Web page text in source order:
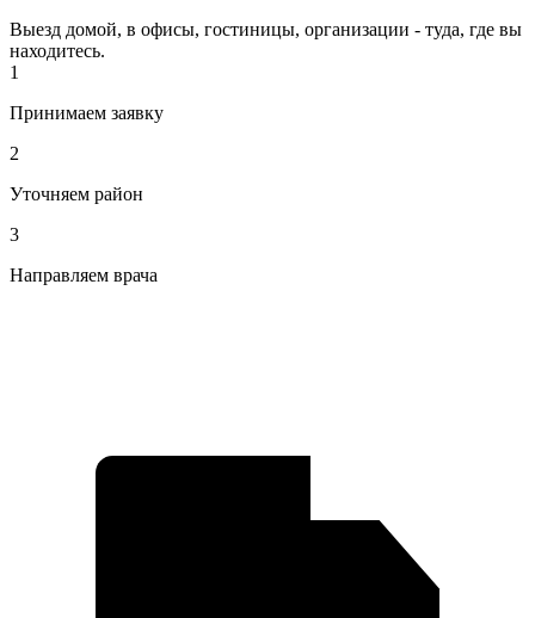
Выезд домой, в офисы, гостиницы, организации - туда, где вы
находитесь.
1
Принимаем заявку
2
Уточняем район
3
Направляем врача